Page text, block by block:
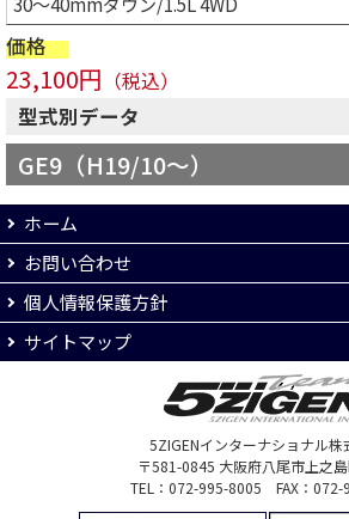
価格
23,100円 （税込）
型式別データ
GE9（H19/10～）
ホーム
お問い合わせ
個人情報保護方針
サイトマップ
5ZIGENインターナショナル株
〒581-0845 大阪府八尾市上之
TEL：072-995-8005 FAX：072-